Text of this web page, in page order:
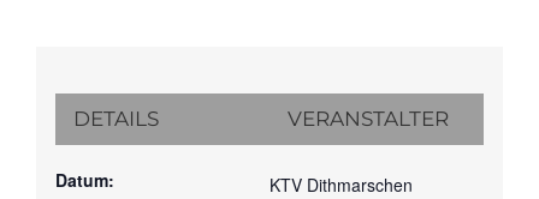
DETAILS
Datum:
VERANSTALTER
KTV Dithmarschen